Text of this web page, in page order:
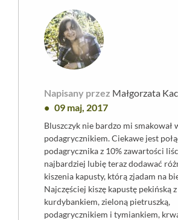
Napisany przez Małgorzata
09 maj, 2017
Bluszczyk nie bardzo mi smakował
podagrycznikiem. Ciekawe jest
podagrycznika z 10% zawartości
najbardziej lubię teraz dodawać
kiszenia kapusty, którą zjadam na
Najczęściej kiszę kapustę pekińską
kurdybankiem, zieloną pietruszką,
podagrycznikiem i tymiankiem,